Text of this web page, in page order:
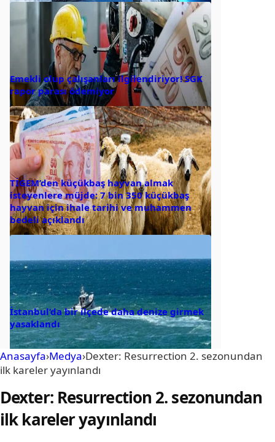
Emekli olup çalışanları ilgilendiriyor! SGK
rapor parası ödemiyor
TİGEM’den küçükbaş hayvan almak
isteyenlere müjde: 7 bin 350 küçükbaş
hayvan için ihale tarihi ve muhammen
bedeli açıklandı
İstanbul’da bir ilçede daha denize girmek
yasaklandı
Anasayfa›Medya›Dexter: Resurrection 2. sezonundan
ilk kareler yayınlandı
Dexter: Resurrection 2. sezonundan
ilk kareler yayınlandı